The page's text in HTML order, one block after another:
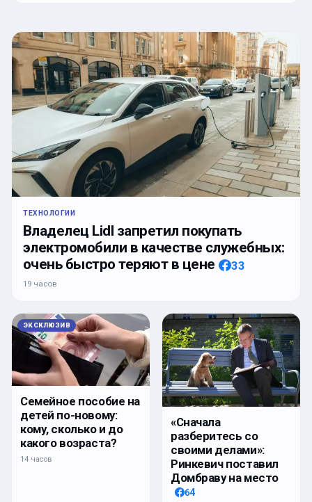
ТЕХНОЛОГИИ
Владелец Lidl запретил покупать
электромобили в качестве служебных:
очень быстро теряют в цене
33
19 часов
ЭКСКЛЮЗИВ
Семейное пособие на
детей по-новому:
кому, сколько и до
какого возраста?
14 часов
«Сначала
разберитесь со
своими делами»:
Ринкевич поставил
Домбраву на место
64